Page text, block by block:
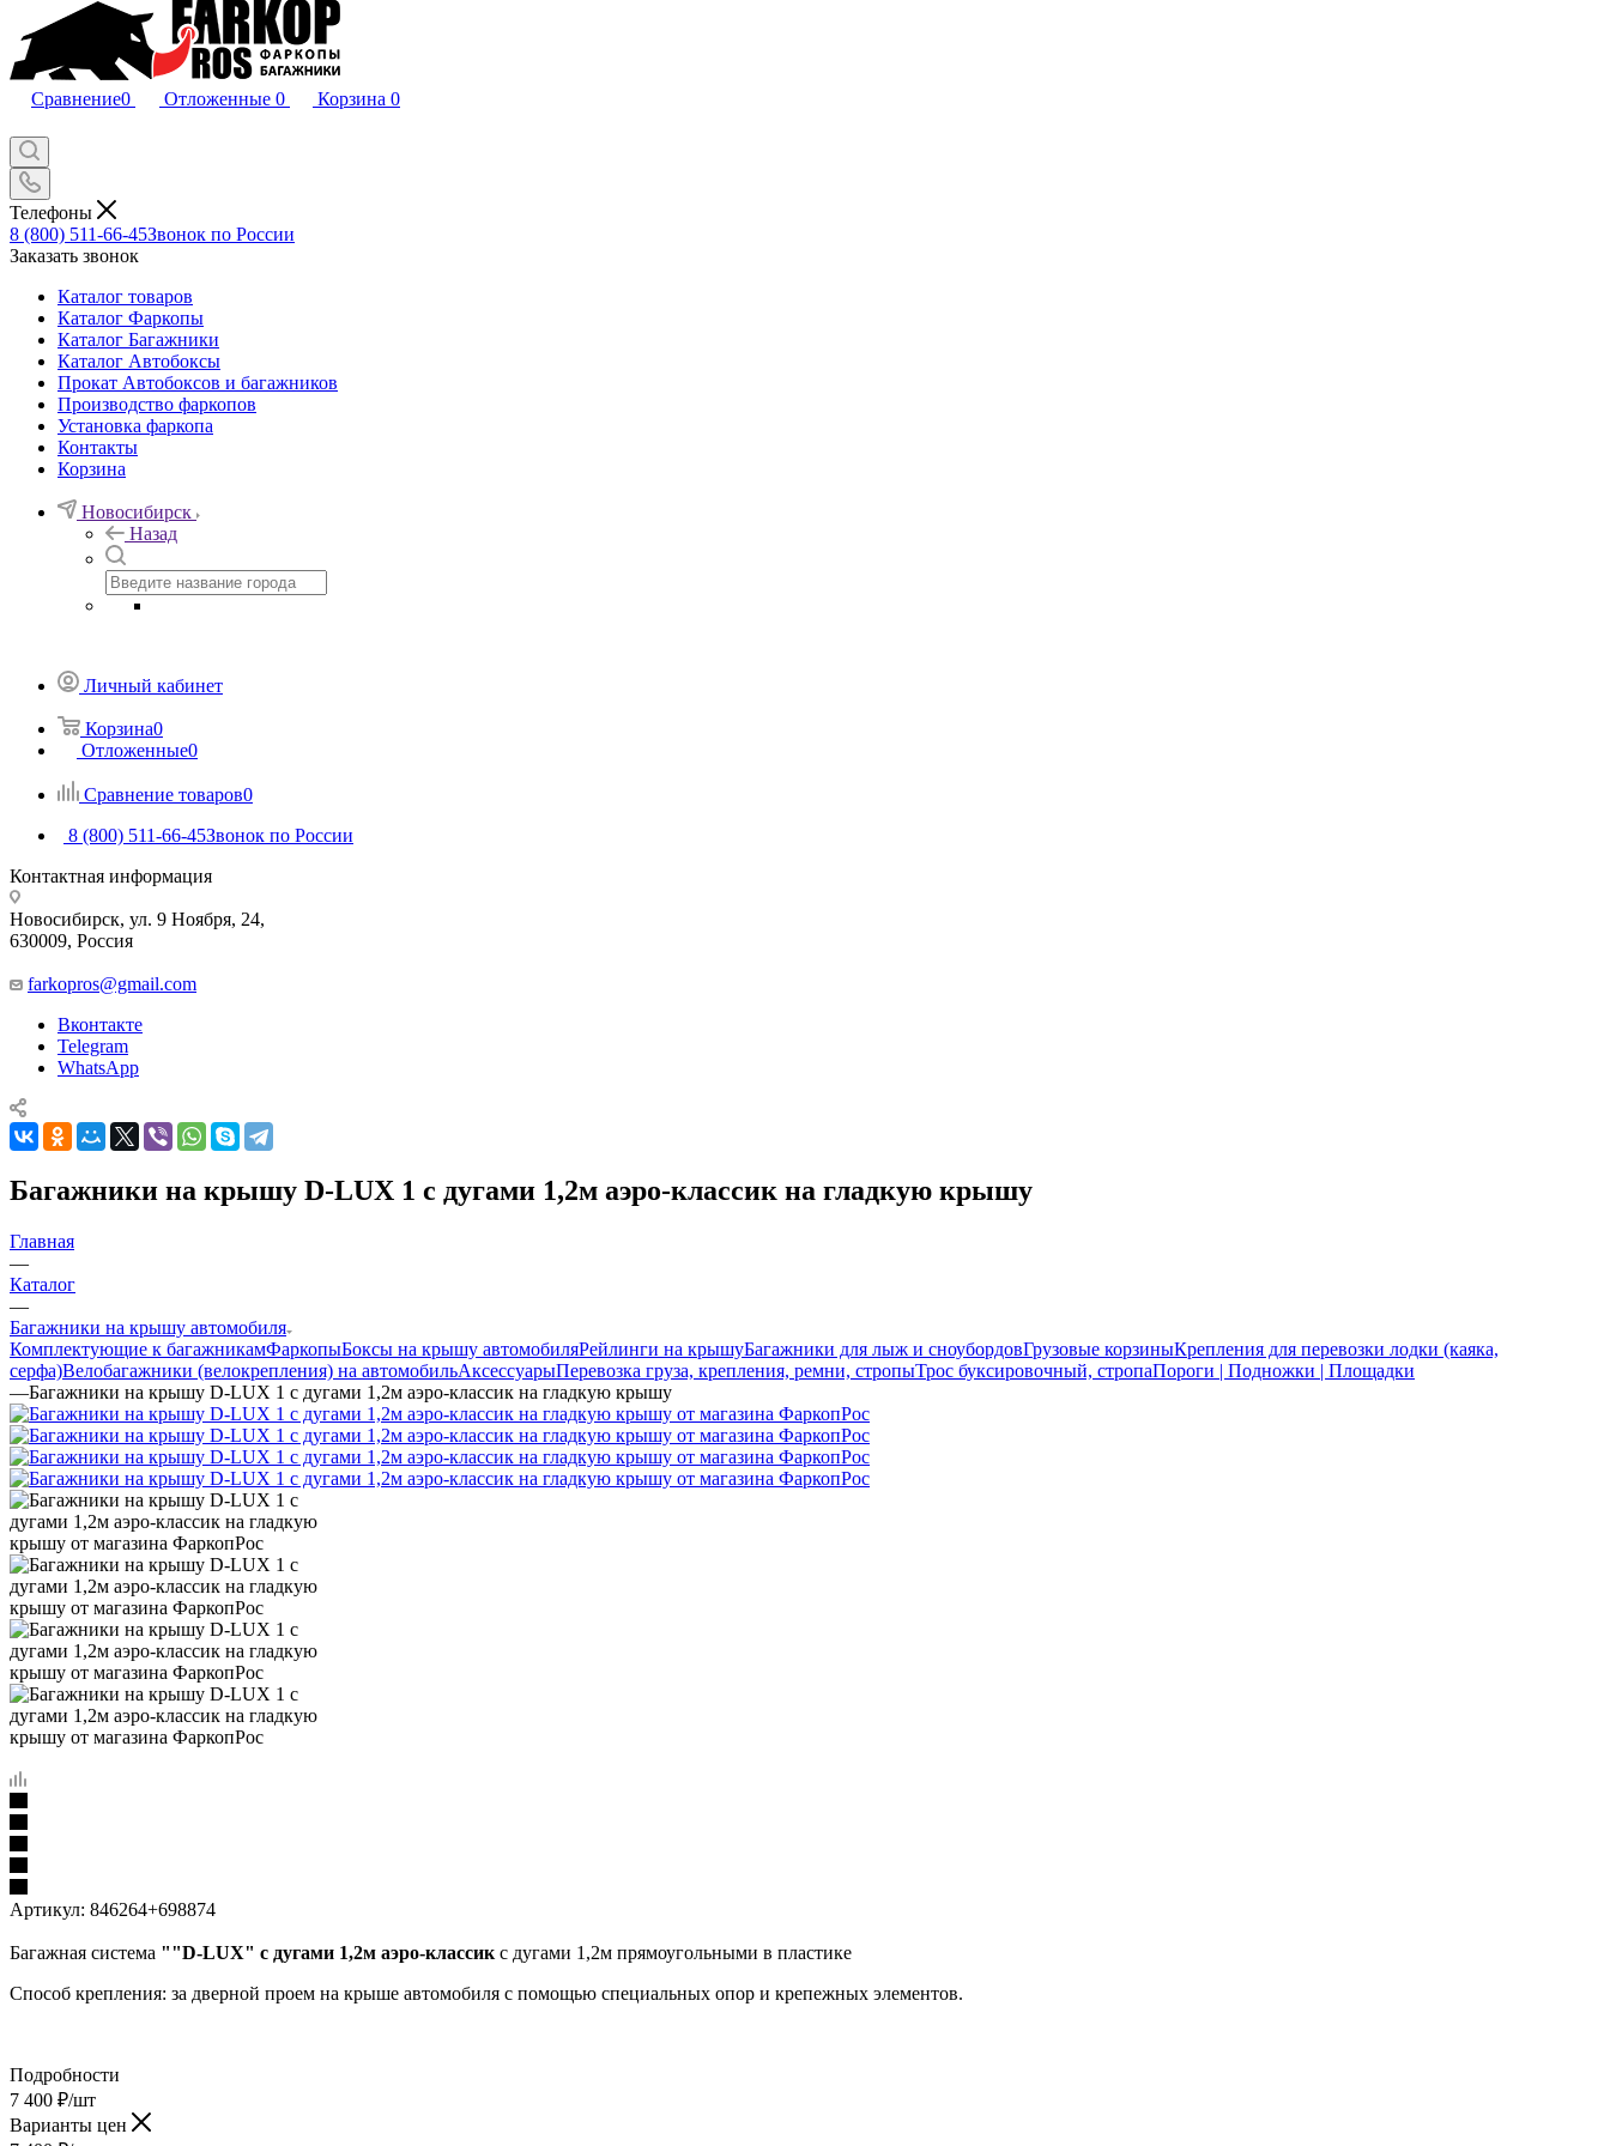
Сравнение0 Отложенные 0 Корзина 0
Телефоны
8 (800) 511-66-45Звонок по России
Заказать звонок
Каталог товаров
Каталог Фаркопы
Каталог Багажники
Каталог Автобоксы
Прокат Автобоксов и багажников
Производство фаркопов
Установка фаркопа
Контакты
Корзина
Новосибирск
Назад
Личный кабинет
Корзина0
Отложенные0
Сравнение товаров0
8 (800) 511-66-45Звонок по России
Контактная информация
Новосибирск, ул. 9 Ноября, 24,
630009, Россия
farkopros@gmail.com
Вконтакте
Telegram
WhatsApp
Багажники на крышу D-LUX 1 с дугами 1,2м аэро-классик на гладкую крышу
Главная
—
Каталог
—
Багажники на крышу автомобиля
Комплектующие к багажникамФаркопыБоксы на крышу автомобиляРейлинги на крышуБагажники для лыж и сноубордовГрузовые корзиныКрепления для перевозки лодки (каяка,
серфа)Велобагажники (велокрепления) на автомобильАксессуарыПеревозка груза, крепления, ремни, стропыТрос буксировочный, стропаПороги | Подножки | Площадки
—Багажники на крышу D-LUX 1 с дугами 1,2м аэро-классик на гладкую крышу
Артикул: 846264+698874
Багажная система ""D-LUX" с дугами 1,2м аэро-классик с дугами 1,2м прямоугольными в пластике
Способ крепления: за дверной проем на крыше автомобиля с помощью специальных опор и крепежных элементов.
Подробности
7 400 ₽/шт
Варианты цен